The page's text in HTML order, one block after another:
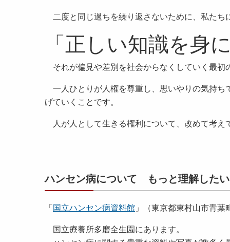
二度と同じ過ちを繰り返さないために、私たち
「正しい知識を身
それが偏見や差別を社会からなくしていく最初
一人ひとりが人権を尊重し、思いやりの気持ち
げていくことです。
人が人として生きる権利について、改めて考え
ハンセン病について もっと理解した
「 国立ハンセン病資料館 」（東京都東村山市青
国立療養所多磨全生園にあります。